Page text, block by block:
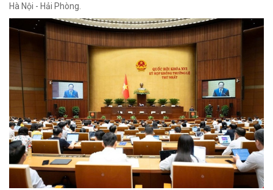
Hà Nội - Hải Phòng.